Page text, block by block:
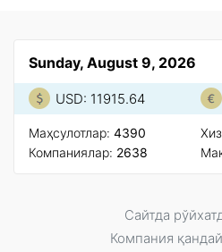
Sunday, August 9, 2026
USD: 11915.64
Маҳсулотлар: 4390
Компаниялар: 2638
Сайтда
Компания